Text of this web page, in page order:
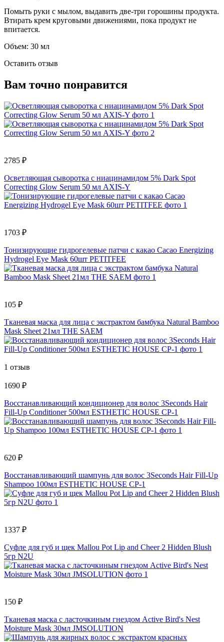
Помыть руки с мылом, выдавить две-три горошины продукта.
Втирать крем круговыми движениями, пока продукт не
впитается.
Объем: 30 мл
Оставить отзыв
Вам точно понравится
2785 ₽
Осветляющая сыворотка с ниацинамидом 5% Dark Spot
Correcting Glow Serum 50 мл AXIS-Y
1703 ₽
Тонизирующие гидрогелевые патчи с какао Cacao Energizing
Hydrogel Eye Mask 60шт PETITFEE
105 ₽
Тканевая маска для лица с экстрактом бамбука Natural Bamboo
Mask Sheet 21мл THE SAEM
1 отзыв
1690 ₽
Восстанавливающий кондиционер для волос 3Seconds Hair
Fill-Up Conditioner 500мл ESTHETIC HOUSE CP-1
620 ₽
Восстанавливающий шампунь для волос 3Seconds Hair Fill-Up
Shampoo 100мл ESTHETIC HOUSE CP-1
1337 ₽
Суфле для губ и щек Mallou Pot Lip and Cheer 2 Hidden Blush
5гр N2U
150 ₽
Тканевая маска с ласточкиным гнездом Active Bird's Nest
Moisture Mask 30мл JMSOLUTION